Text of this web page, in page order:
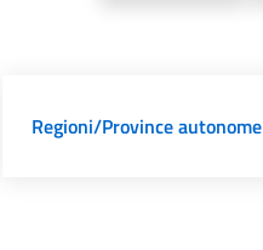
Regioni/Province autonome